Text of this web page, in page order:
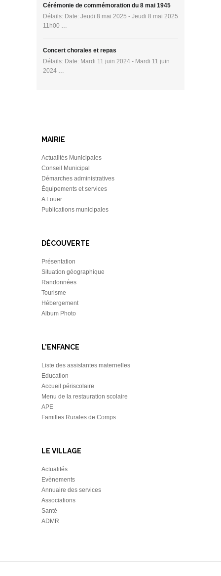
Cérémonie de commémoration du 8 mai 1945
Détails: Date: Jeudi 8 mai 2025 - Jeudi 8 mai 2025
11h00 …
Concert chorales et repas
Détails: Date: Mardi 11 juin 2024 - Mardi 11 juin
2024 …
MAIRIE
Actualités Municipales
Conseil Municipal
Démarches administratives
Équipements et services
A Louer
Publications municipales
DÉCOUVERTE
Présentation
Situation géographique
Randonnées
Tourisme
Hébergement
Album Photo
L'ENFANCE
Liste des assistantes maternelles
Education
Accueil périscolaire
Menu de la restauration scolaire
APE
Familles Rurales de Comps
LE VILLAGE
Actualités
Evènements
Annuaire des services
Associations
Santé
ADMR